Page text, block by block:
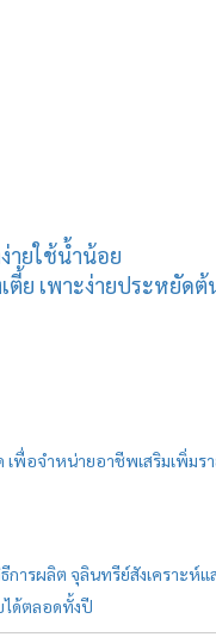
ายใช้น้ำน้อย
ตี้ย เพาะง่ายประหยัด
เพื่อจำหน่ายอาชีพเสริมเพิ่มร
การผลิต จุลินทรีย์สังเคราะห์แ
ได้ตลอดทั้งปี